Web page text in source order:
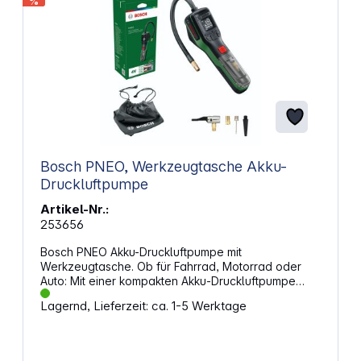
Bosch PNEO, Werkzeugtasche Akku-
Druckluftpumpe
Artikel-Nr.:
253656
Bosch PNEO Akku-Druckluftpumpe mit
Werkzeugtasche. Ob für Fahrrad, Motorrad oder
Auto: Mit einer kompakten Akku‑Druckluftpumpe
kontrollierst du den Reifendruck jederzeit selbst.
Das Gerät ist für das Aufpumpen von Reifen sowie
Lagernd, Lieferzeit: ca. 1-5 Werktage